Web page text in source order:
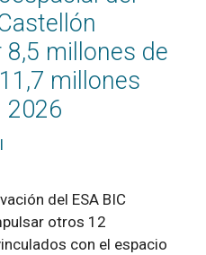
millones de
millones
2026
del ESA BIC
otros 12
con el espacio